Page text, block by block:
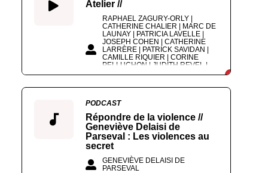
Atelier //
RAPHAEL ZAGURY-ORLY |
CATHERINE CHALIER | MARC DE
LAUNAY | PATRICIA LAVELLE |
JOSEPH COHEN | CATHERINE
LARRÈRE | PATRICK SAVIDAN |
CAMILLE RIQUIER | CORINE
PELLUCHON | JUDITH REVEL |
PODCAST
Répondre de la violence //
Geneviève Delaisi de
Parseval : Les violences au
secret
GENEVIÈVE DELAISI DE
PARSEVAL